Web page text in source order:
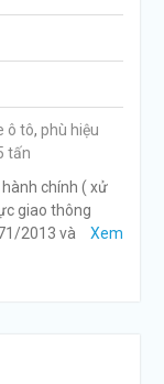
ô tô,phù hiệu
tấn
chính ( xử
giao thông
2013 và
Xem